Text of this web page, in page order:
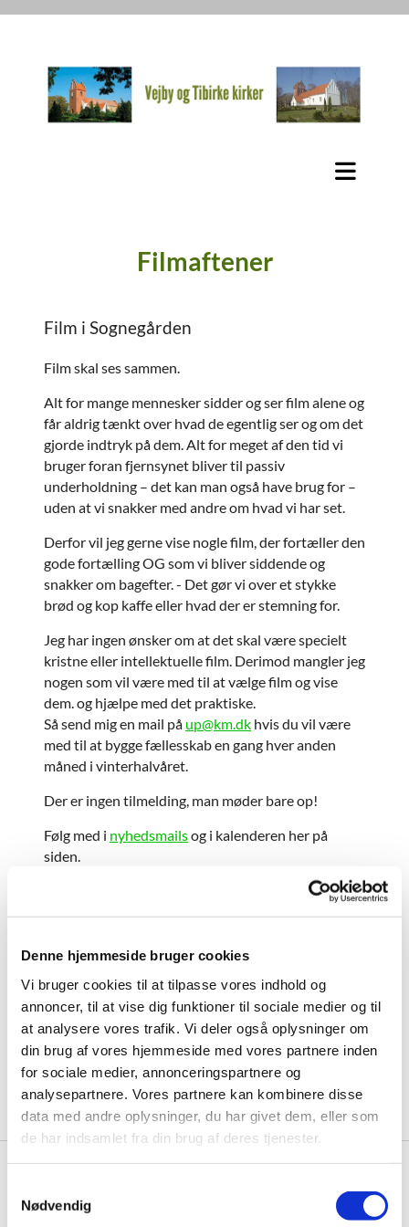
Denne hjemmeside bruger cookies
Vi bruger cookies til at tilpasse vores indhold og
annoncer, til at vise dig funktioner til sociale medier og til
at analysere vores trafik. Vi deler også oplysninger om
din brug af vores hjemmeside med vores partnere inden
for sociale medier, annonceringspartnere og
analysepartnere. Vores partnere kan kombinere disse
data med andre oplysninger, du har givet dem, eller som
de har indsamlet fra din brug af deres tjenester.
Nødvendig
Filmaftener
Film i Sognegården
Film skal ses sammen.
Alt for mange mennesker sidder og ser film alene og
får aldrig tænkt over hvad de egentlig ser og om det
gjorde indtryk på dem. Alt for meget af den tid vi
bruger foran fjernsynet bliver til passiv
underholdning – det kan man også have brug for –
uden at vi snakker med andre om hvad vi har set.
Derfor vil jeg gerne vise nogle film, der fortæller den
gode fortælling OG som vi bliver siddende og
snakker om bagefter. - Det gør vi over et stykke
brød og kop kaffe eller hvad der er stemning for.
Jeg har ingen ønsker om at det skal være specielt
kristne eller intellektuelle film. Derimod mangler jeg
nogen som vil være med til at vælge film og vise
dem. og hjælpe med det praktiske.
Så send mig en mail på up@km.dk hvis du vil være
med til at bygge fællesskab en gang hver anden
måned i vinterhalvåret.
Der er ingen tilmelding, man møder bare op!
Følg med i nyhedsmailsog i kalenderen her på
siden.